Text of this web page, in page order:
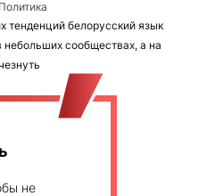
белорусский язык
небольших сообществах, а на
не